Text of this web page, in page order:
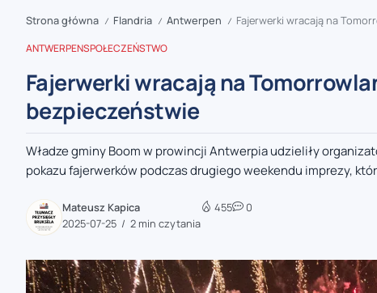
zaobserwuj nas
zaobserwuj nas
zaobserwuj nas
Strona główna / Flandria / Antwerpen / Fajerwerki wracają na
ANTWERPENSPOŁECZEŃSTWO
Fajerwerki wracają na
bezpieczeństwie
Władze gminy Boom w prowincji Antwerpia udzieliły
pokazu fajerwerków podczas drugiego weekendu imprezy,
Mateusz Kapica
2025-07-25
2 min czytania
455 0